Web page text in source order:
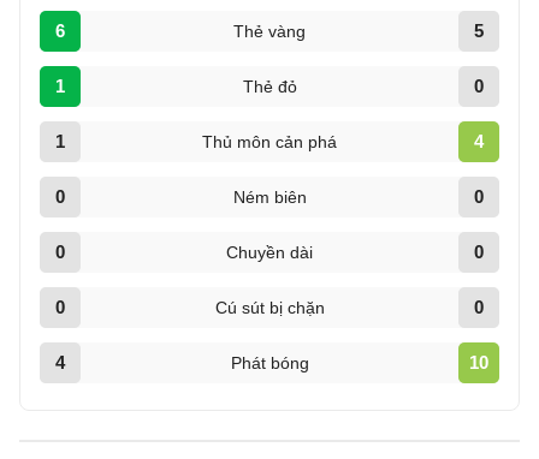
6 Thẻ vàng 5
1 Thẻ đỏ 0
1 Thủ môn cản phá 4
0 Ném biên 0
0 Chuyền dài 0
0 Cú sút bị chặn 0
4 Phát bóng 10